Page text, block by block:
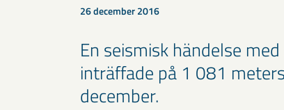
26 december 2016
En seismisk händelse
inträffade på 1 081
december.